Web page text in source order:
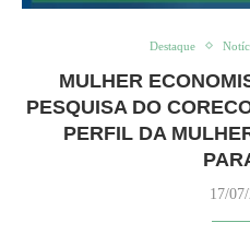
Destaque
MULHER
PESQUISA DO
PERFIL DA
17/